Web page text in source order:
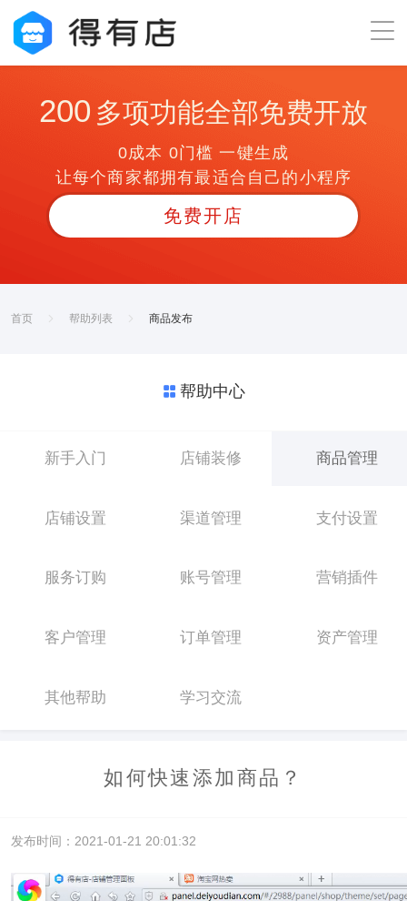
200 多项功能全部免费开放
0成本 0门槛 一键生成
让每个商家都拥有最适合自己的小程序
免费开店
首页 帮助列表 商品发布
帮助中心
新手入门 店铺装修 商品管理
店铺设置 渠道管理 支付设置
服务订购 账号管理 营销插件
客户管理 订单管理 资产管理
其他帮助 学习交流
如何快速添加商品？
发布时间：2021-01-21 20:01:32